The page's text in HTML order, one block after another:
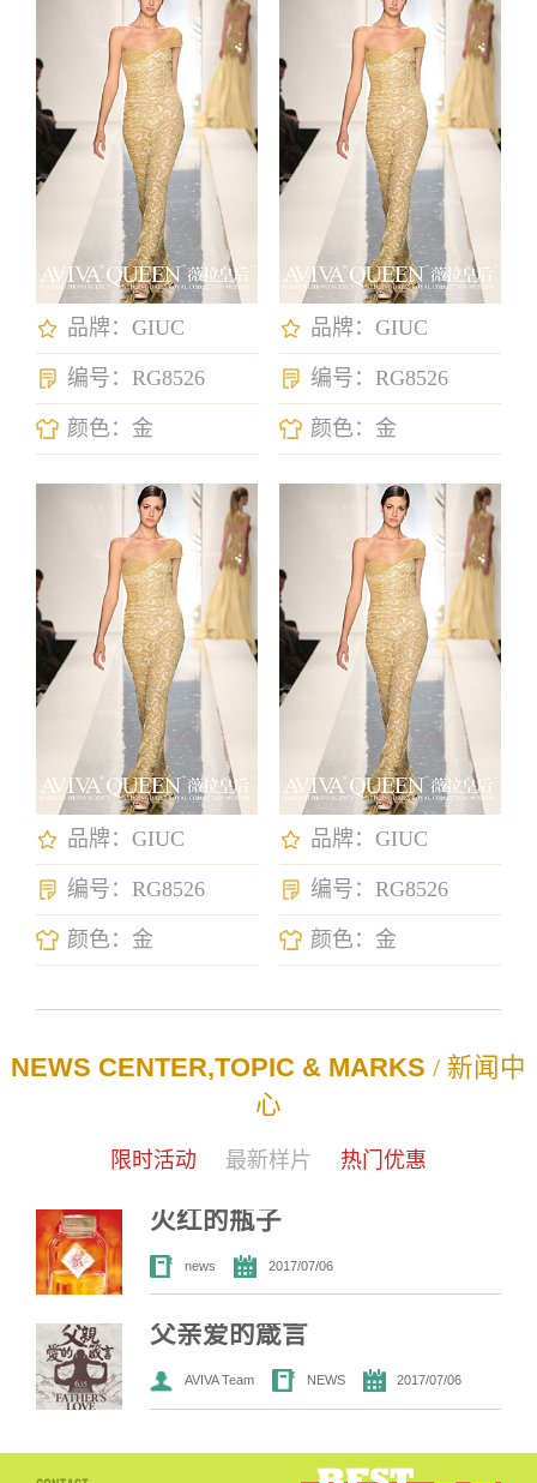
品牌：GIUC
编号：RG8526
颜色：金
品牌：GIUC
编号：RG8526
颜色：金
品牌：GIUC
编号：RG8526
颜色：金
品牌：GIUC
编号：RG8526
颜色：金
NEWS CENTER,TOPIC & MARKS / 新闻中
心
限时活动 最新样片 热门优惠
火红的瓶子
news 2017/07/06
父亲爱的箴言
AVIVA Team NEWS 2017/07/06